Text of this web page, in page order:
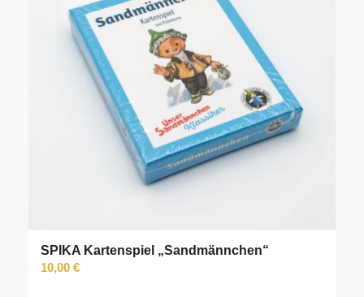
SPIKA Kartenspiel „Sandmännchen“
10,00 €